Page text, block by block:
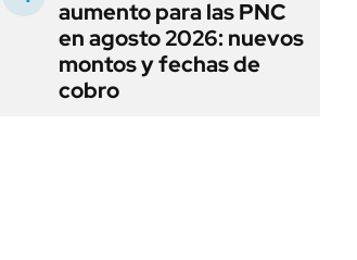
aumento para las PNC
en agosto 2026: nuevos
montos y fechas de
cobro